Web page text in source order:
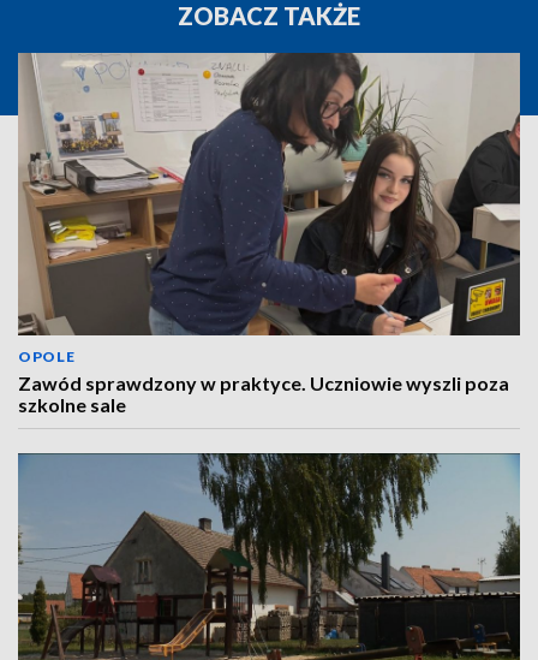
ZOBACZ TAKŻE
OPOLE
Zawód sprawdzony w praktyce. Uczniowie wyszli poza
szkolne sale